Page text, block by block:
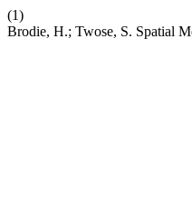
(1)
Brodie, H.; Twose, S. Spatial